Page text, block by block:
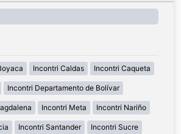
Incontri Caldas Incontri Caqueta
Incontri Departamento de Bolívar
Incontri Meta Incontri Nariño
Incontri Santander Incontri Sucre